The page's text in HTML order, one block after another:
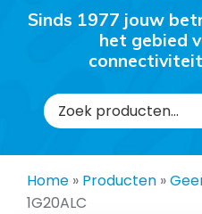
Sinds 1977 jouw
het gebied
Zoeken
naar:
Home » Producten »
1G20ALC